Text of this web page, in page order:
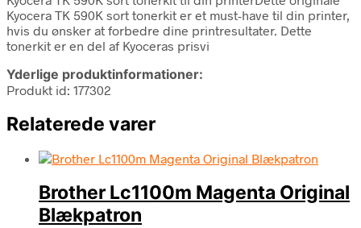
Kyocera TK 590K sort tonerkit er et must-have til din printer,
hvis du ønsker at forbedre dine printresultater. Dette
tonerkit er en del af Kyoceras prisvi
Yderlige produktinformationer:
Produkt id: 177302
Relaterede varer
Brother Lc1100m Magenta Original
Blækpatron